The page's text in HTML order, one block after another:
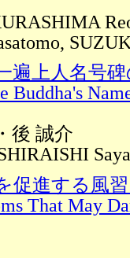
遍上人名号
Buddha's
後 誠介
促進する風
That May